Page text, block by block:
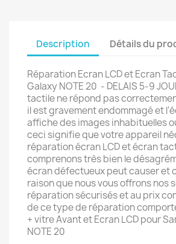
Description Détails du
Réparation Ecran LCD et Ecran
Galaxy NOTE 20 - DELAIS 5-9
tactile ne répond pas
il est gravement endommagé et
affiche des images inhabituelles
ceci signifie que votre appareil
réparation écran LCD et écran
comprenons très bien le
écran défectueux peut causer et
raison que nous vous offrons nos
réparation sécurisés et au prix
de ce type de réparation
+ vitre Avant et Ecran LCD pour
NOTE 20